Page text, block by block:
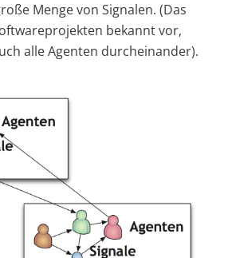
Menge von Signalen. (Das
bekannt vor,
alle Agenten durcheinander).